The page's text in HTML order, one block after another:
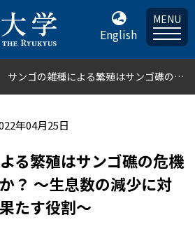
English
MENU
サンゴの雑種による繁殖はサンゴ礁の危機に対しての適応か？ 〜生息数の減少に対して雑種形成が果たす役割〜
年04月25日
る繁殖はサンゴ礁の危機
？ 〜生息数の減少に対
たす役割〜